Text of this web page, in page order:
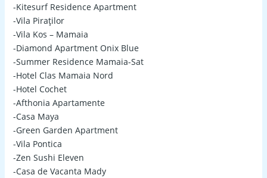
-Kitesurf Residence Apartment
-Vila Piraților
-Vila Kos – Mamaia
-Diamond Apartment Onix Blue
-Summer Residence Mamaia-Sat
-Hotel Clas Mamaia Nord
-Hotel Cochet
-Afthonia Apartamente
-Casa Maya
-Green Garden Apartment
-Vila Pontica
-Zen Sushi Eleven
-Casa de Vacanta Mady